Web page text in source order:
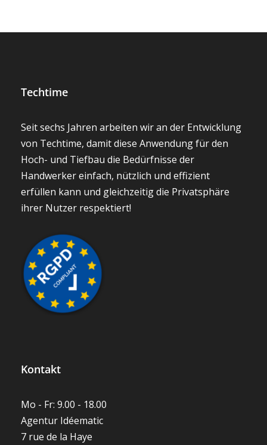
Techtime
Seit sechs Jahren arbeiten wir an der Entwicklung
von Techtime, damit diese Anwendung für den
Hoch- und Tiefbau die Bedürfnisse der
Handwerker einfach, nützlich und effizient
erfüllen kann und gleichzeitig die Privatsphäre
ihrer Nutzer respektiert!
Kontakt
Mo - Fr: 9.00 - 18.00
Agentur Idéematic
7 rue de la Haye